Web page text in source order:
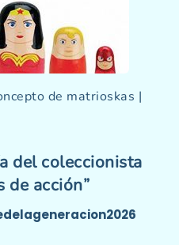
de matrioskas |
del coleccionista
de acción”